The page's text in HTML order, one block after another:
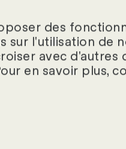
des
sur l'utilisation de
avec d'autres
en savoir plus,
ta paie est-elle